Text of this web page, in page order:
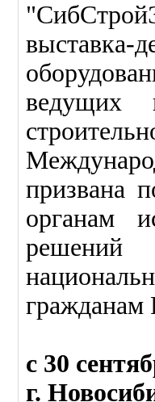
ведущих
призвана
органам
решений
гражданам
c 30
г.